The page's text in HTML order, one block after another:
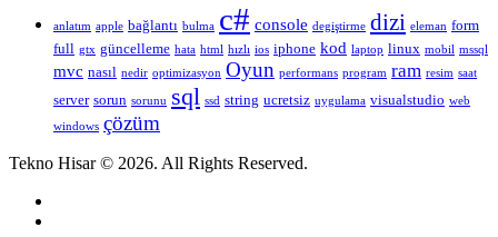
anlatım apple bağlantı bulma c# console degiştirme dizi eleman form
full gtx güncelleme hata html hızlı ios iphone kod laptop linux mobil mssql
mvc nasıl nedir optimizasyon Oyun performans program ram resim saat
server sorun sorunu sql ssd string ucretsiz uygulama visualstudio web
windows çözüm
Tekno Hisar © 2026. All Rights Reserved.